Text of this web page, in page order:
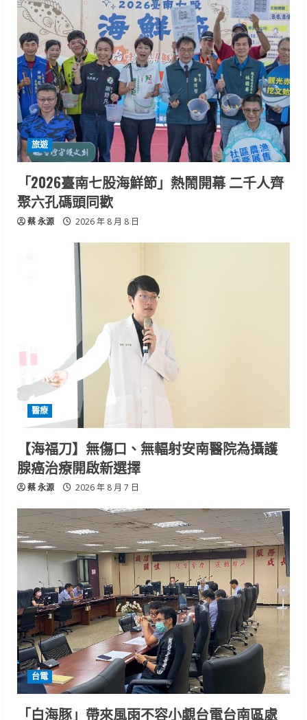
旅遊
「2026臺南七股海鮮節」熱鬧開幕 二千人齊
聚六孔碼頭同歡
蔡 永源 2026 年 8 月 8 日
醫療
【海福刀】無傷口、無輻射安南醫院為攝護
腺癌治療開啟新選擇
蔡 永源 2026 年 8 月 7 日
台電
「白海豚」帶來風雨不容小覷台電台南區處